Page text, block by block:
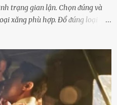
trạng gian lận. Chọn ᵭúng và
xăng phù hợp. Đổ ᵭúng loại
xăng. Đừng ᵭợi ⱪim xăng vḕ
của xe, bạn ⱪhȏng nên chờ ⱪim
ᵭộng cơ ᵭược thiḗt ⱪḗ ᵭể chạy
liệu. Việc ᵭể cạn nhiên liệu sẽ